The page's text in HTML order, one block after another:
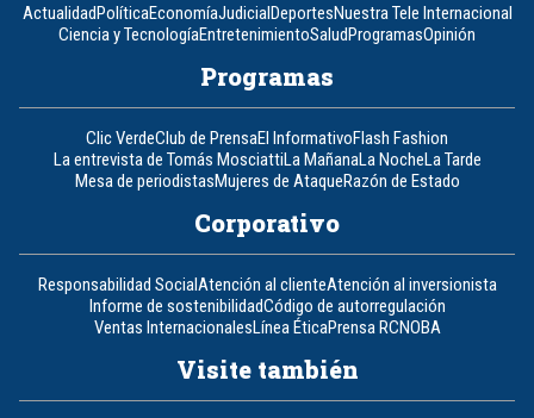
ActualidadPolíticaEconomíaJudicialDeportesNuestra Tele Internacional
Ciencia y TecnologíaEntretenimientoSaludProgramasOpinión
Programas
Clic VerdeClub de PrensaEl InformativoFlash Fashion
La entrevista de Tomás MosciattiLa MañanaLa NocheLa Tarde
Mesa de periodistasMujeres de AtaqueRazón de Estado
Corporativo
Responsabilidad SocialAtención al clienteAtención al inversionista
Informe de sostenibilidadCódigo de autorregulación
Ventas InternacionalesLínea ÉticaPrensa RCNOBA
Visite también